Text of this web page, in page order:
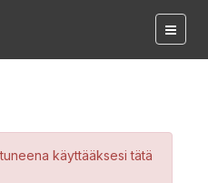
käyttääksesi tätä